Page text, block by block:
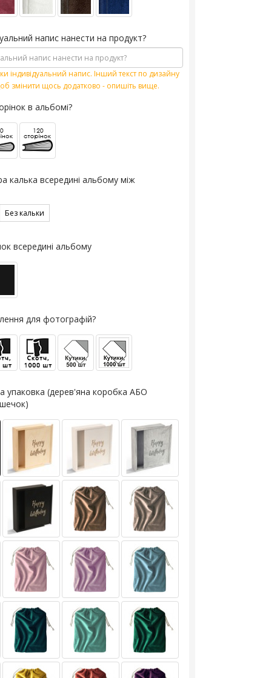
напис нанести на продукт?
індивідуальний напис. Інший текст по дизайну
змінити щось додатково - опишіть вище.
в альбомі?
калька всередині альбому між
Без кальки
всередині альбому
для фотографій?
упаковка (дерев'яна коробка АБО